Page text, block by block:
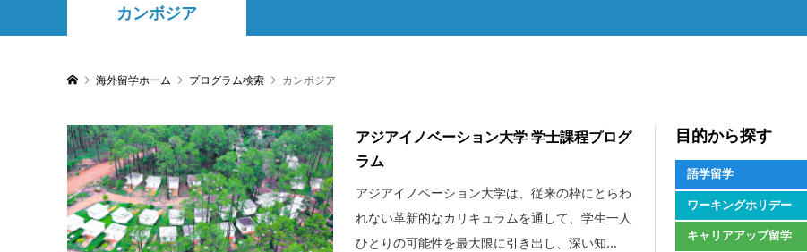
カンボジア
海外留学ホーム プログラム検索 カンボジア
アジアイノベーション大学 学士課程プログ
ラム
アジアイノベーション大学は、従来の枠にとらわ
れない革新的なカリキュラムを通して、学生一人
ひとりの可能性を最大限に引き出し、深い知...
目的から探す
語学留学
ワーキングホリデー
キャリアアップ留学